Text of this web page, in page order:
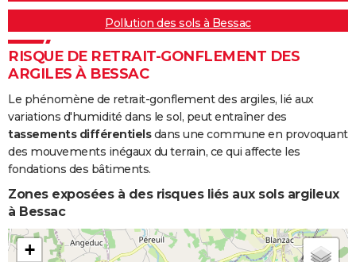
Pollution des sols à Bessac
RISQUE DE RETRAIT-GONFLEMENT DES
ARGILES À BESSAC
Le phénomène de retrait-gonflement des argiles, lié aux
variations d'humidité dans le sol, peut entraîner des
tassements différentielsdans une commune en provoquant
des mouvements inégaux du terrain, ce qui affecte les
fondations des bâtiments.
Zones exposées à des risques liés aux sols argileux
à Bessac
+